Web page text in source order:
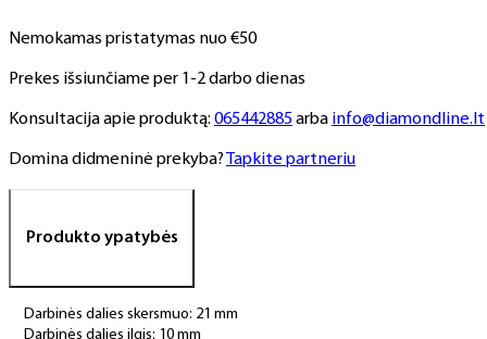
Nemokamas pristatymas nuo €50
Prekes išsiunčiame per 1-2 darbo dienas
Konsultacija apie produktą: 065442885arba info@diamondline.lt
Domina didmeninė prekyba? Tapkite partneriu
Produkto ypatybės
Darbinės dalies skersmuo: 21 mm
Darbinės dalies ilgis: 10 mm